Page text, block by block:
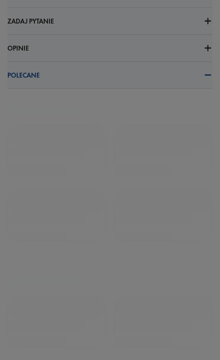
ZADAJ PYTANIE
OPINIE
POLECANE